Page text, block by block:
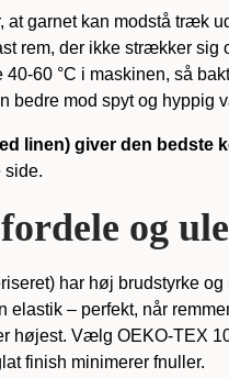
at garnet kan modstå træk
rem, der ikke strækker
60 °C i maskinen, så
bedre mod spyt og
linen) giver den bedste
side.
og
har høj brudstyrke og
– perfekt, når
højest. Vælg OEKO-TEX
finish minimerer fnuller.